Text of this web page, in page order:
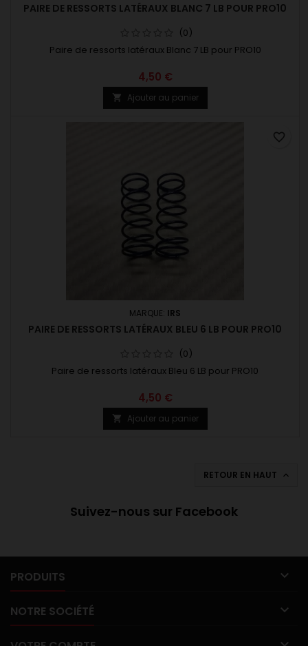
PAIRE DE RESSORTS LATÉRAUX BLANC 7 LB POUR PRO10
(0)
Paire de ressorts latéraux Blanc 7 LB pour PRO10
4,50 €
 Ajouter au panier
MARQUE: IRS
PAIRE DE RESSORTS LATÉRAUX BLEU 6 LB POUR PRO10
(0)
Paire de ressorts latéraux Bleu 6 LB pour PRO10
4,50 €
 Ajouter au panier
favorite_border
RETOUR EN HAUT 
Suivez-nous sur Facebook
PRODUITS 
NOTRE SOCIÉTÉ 